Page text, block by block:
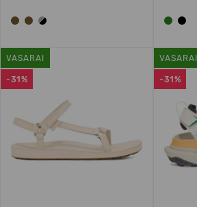
-31%
VASARAI
-31%
VASARAI